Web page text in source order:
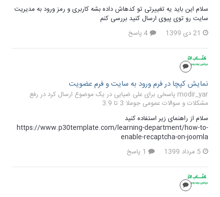
سلام این باید یه تغییرتی تو کدهاش داده بشه کاربری و رمز ورود به مدیریت
سایت رو توی پیوی ارسال کنید بررسی کنم
21 دی 1399
نمایش کپچا در فرم ورود به سایت و فرم عضویت
modir_yar پاسخی برای علی ضیایی در یک موضوع ارسال کرد در
رفع
مشکلات و سوالات عمومی جوملا 3 تا 3.9
سلام از راهنمای زیر استفاده کنید
https://www.p30template.com/learning-department/how-to-
enable-recaptcha-on-joomla
5 مرداد 1399